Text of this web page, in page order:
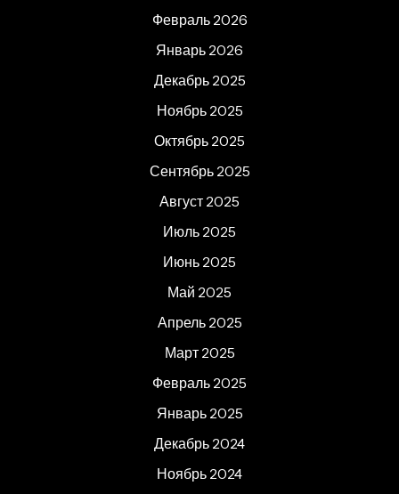
Февраль 2026
Январь 2026
Декабрь 2025
Ноябрь 2025
Октябрь 2025
Сентябрь 2025
Август 2025
Июль 2025
Июнь 2025
Май 2025
Апрель 2025
Март 2025
Февраль 2025
Январь 2025
Декабрь 2024
Ноябрь 2024